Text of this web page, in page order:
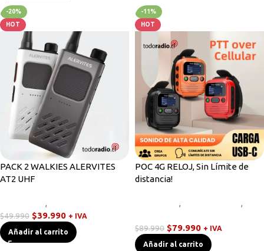
-20%
HOT
PACK 2 WALKIES ALERVITES
AT2 UHF
,
$49.990 $39.990 + IVA
Añadir al carrito
-11%
HOT
POC 4G RELOJ, Sin Límite de
distancia!
,
,
$89.990 $79.990 + IVA
Añadir al carrito